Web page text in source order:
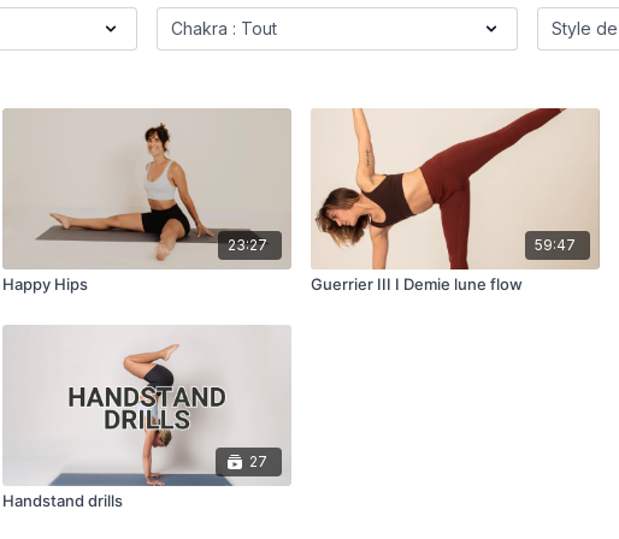
23:27
Happy Hips
59:47
Guerrier III I Demie lune flow
27
Handstand drills